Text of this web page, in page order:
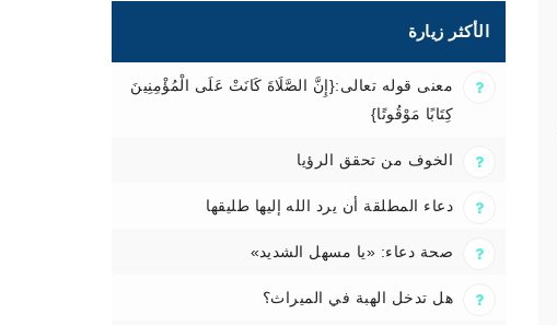
الأكثر زيارة
معنى قوله تعالى:{إِنَّ الصَّلَاةَ كَانَتْ عَلَى الْمُؤْمِنِينَ
كِتَابًا مَوْقُوتًا}
الخوف من تحقق الرؤيا
دعاء المطلقة أن يرد الله إليها طليقها
صحة دعاء: «يا مسهل الشديد»
هل تدخل الهبة في الميراث؟